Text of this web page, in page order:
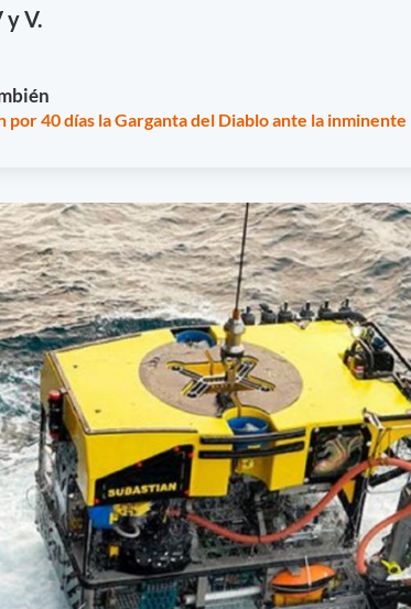
V.
por 40 días la Garganta del Diablo ante la